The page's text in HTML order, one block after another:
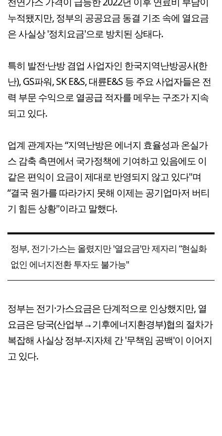
누적됐지만, 정부의 공공요금 동결 기조 속에 열요금
은 사실상 '정치요금'으로 방치된 상태다.
특히 발전·난방 겸업 사업자인 한국지역난방공사(한
난), GS파워, SK E&S, 대륜E&S 등 주요 사업자들은 전
력 부문 수익으로 열공급 적자를 메우는 구조가 지속
되고 있다.
업계 관계자는 “지역난방은 에너지 효율성과 온실가
스 감축 측면에서 국가정책에 기여하고 있음에도 이
같은 편익이 요금이 제대로 반영되지 않고 있다"며
“결국 원가를 따라가지 못해 이제는 공기업마저 버티
기 힘든 상황"이라고 말했다.
정부, 전기·가스는 올렸지만 '열요금'만 제자리 “현실화
없인 에너지전환 투자도 불가능"
정부는 전기·가스요금은 단계적으로 인상했지만, 열
요금은 당국(산업부→기후에너지환경부)협의 절차가
복잡해 사실상 정부-지자체 간 '무책임 공백'이 이어지
고 있다.